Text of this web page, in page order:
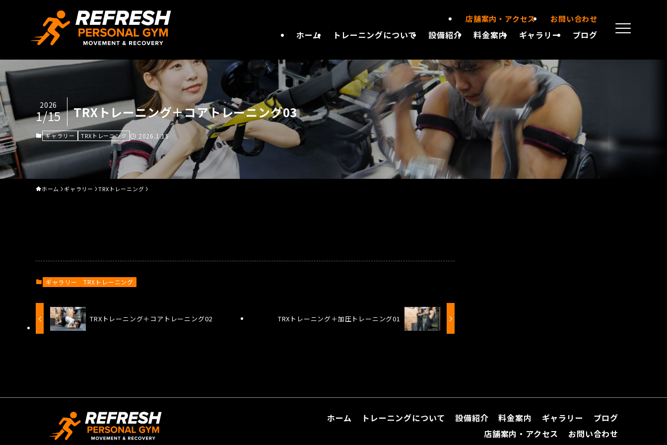
ホーム トレーニングについて 設備紹介 料金案内 ギャラリー ブログ
店舗案内・アクセス お問い合わせ
TRXトレーニング＋コアトレーニング03
2026
1/15
ギャラリー TRXトレーニング 2026.1.15
ホーム ギャラリー TRXトレーニング
ギャラリー TRXトレーニング
TRXトレーニング＋コアトレーニング02 TRXトレーニング＋加圧トレーニング01
ホーム トレーニングについて 設備紹介 料金案内 ギャラリー
ブログ
店舗案内・アクセス
お問い合わせ